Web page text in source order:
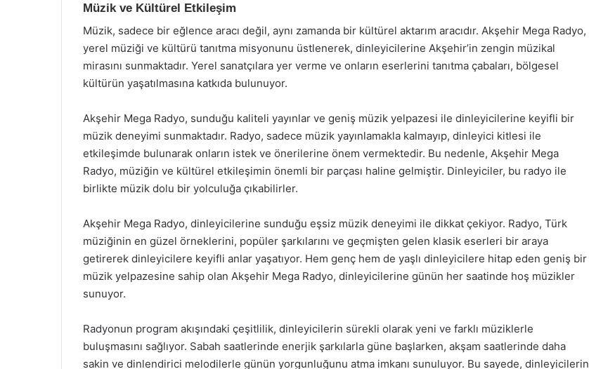
Müzik ve Kültürel Etkileşim
Müzik, sadece bir eğlence aracı değil, aynı zamanda bir kültürel aktarım aracıdır. Akşehir Mega Radyo,
yerel müziği ve kültürü tanıtma misyonunu üstlenerek, dinleyicilerine Akşehir’in zengin müzikal
mirasını sunmaktadır. Yerel sanatçılara yer verme ve onların eserlerini tanıtma çabaları, bölgesel
kültürün yaşatılmasına katkıda bulunuyor.
Akşehir Mega Radyo, sunduğu kaliteli yayınlar ve geniş müzik yelpazesi ile dinleyicilerine keyifli bir
müzik deneyimi sunmaktadır. Radyo, sadece müzik yayınlamakla kalmayıp, dinleyici kitlesi ile
etkileşimde bulunarak onların istek ve önerilerine önem vermektedir. Bu nedenle, Akşehir Mega
Radyo, müziğin ve kültürel etkileşimin önemli bir parçası haline gelmiştir. Dinleyiciler, bu radyo ile
birlikte müzik dolu bir yolculuğa çıkabilirler.
Akşehir Mega Radyo, dinleyicilerine sunduğu eşsiz müzik deneyimi ile dikkat çekiyor. Radyo, Türk
müziğinin en güzel örneklerini, popüler şarkılarını ve geçmişten gelen klasik eserleri bir araya
getirerek dinleyicilere keyifli anlar yaşatıyor. Hem genç hem de yaşlı dinleyicilere hitap eden geniş bir
müzik yelpazesine sahip olan Akşehir Mega Radyo, dinleyicilerine günün her saatinde hoş müzikler
sunuyor.
Radyonun program akışındaki çeşitlilik, dinleyicilerin sürekli olarak yeni ve farklı müziklerle
buluşmasını sağlıyor. Sabah saatlerinde enerjik şarkılarla güne başlarken, akşam saatlerinde daha
sakin ve dinlendirici melodilerle günün yorgunluğunu atma imkanı sunuluyor. Bu sayede, dinleyicilerin